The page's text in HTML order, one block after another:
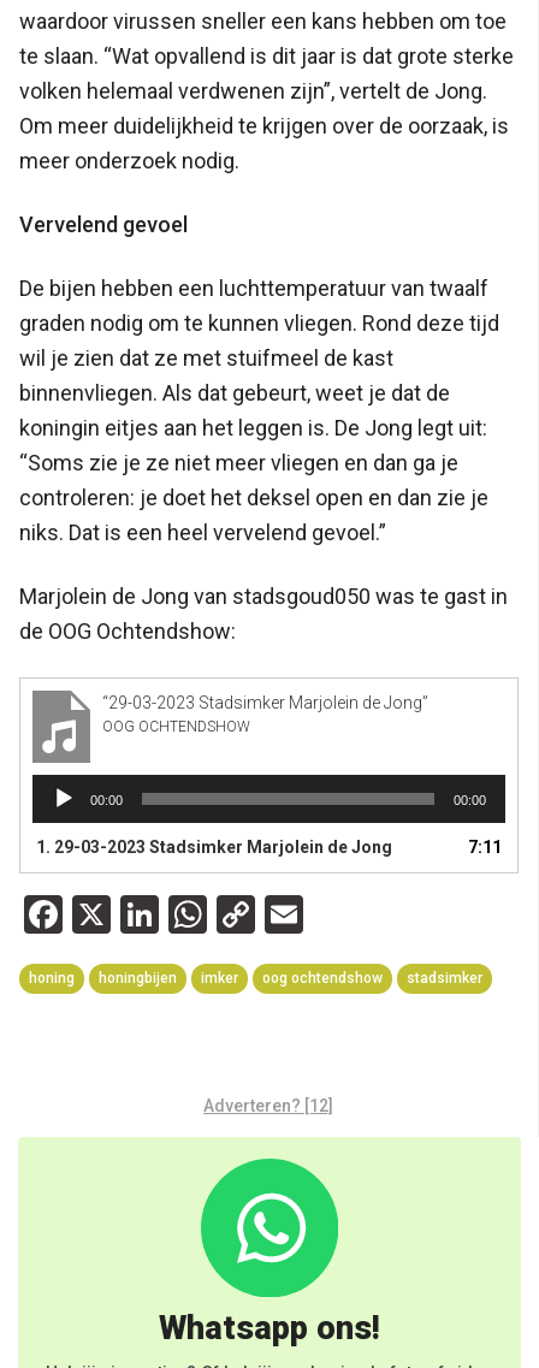
waardoor virussen sneller een kans hebben om toe
te slaan. “Wat opvallend is dit jaar is dat grote sterke
volken helemaal verdwenen zijn”, vertelt de Jong.
Om meer duidelijkheid te krijgen over de oorzaak, is
meer onderzoek nodig.
Vervelend gevoel
De bijen hebben een luchttemperatuur van twaalf
graden nodig om te kunnen vliegen. Rond deze tijd
wil je zien dat ze met stuifmeel de kast
binnenvliegen. Als dat gebeurt, weet je dat de
koningin eitjes aan het leggen is. De Jong legt uit:
“Soms zie je ze niet meer vliegen en dan ga je
controleren: je doet het deksel open en dan zie je
niks. Dat is een heel vervelend gevoel.”
Marjolein de Jong van stadsgoud050 was te gast in
de OOG Ochtendshow:
“29-03-2023 Stadsimker Marjolein de Jong”
OOG OCHTENDSHOW
Audiospeler
00:00 00:00
1. 29-03-2023 Stadsimker Marjolein de Jong 7:11
Facebook
X LinkedIn
WhatsApp
Copy
Link
honing honingbijen imker oog ochtendshow stadsimker
Adverteren? [12]
Whatsapp ons!